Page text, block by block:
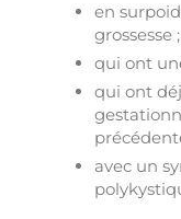
en
grossesse ;
qui ont
qui ont
avec un